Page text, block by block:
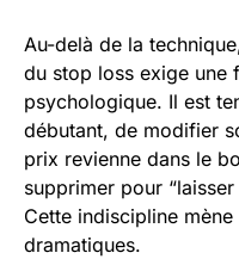
Au-delà de la
du stop loss exige une
psychologique. Il est
débutant, de modifier
prix revienne dans le
supprimer pour
Cette indiscipline
dramatiques.